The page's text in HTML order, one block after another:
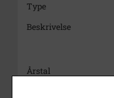
Type
Beskrivelse
Årstal